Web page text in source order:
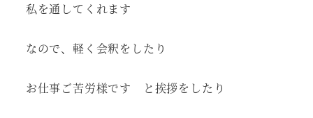
私を通してくれます
なので、軽く会釈をしたり
お仕事ご苦労様です と挨拶をしたり